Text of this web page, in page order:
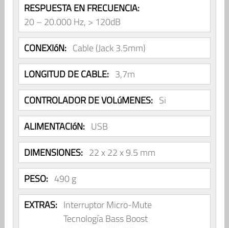
RESPUESTA EN FRECUENCIA:
20 – 20.000 Hz, > 120dB
CONEXIóN: Cable (Jack 3.5mm)
LONGITUD DE CABLE: 3,7m
CONTROLADOR DE VOLúMENES: Si
ALIMENTACIóN: USB
DIMENSIONES: 22 x 22 x 9.5 mm
PESO: 490 g
EXTRAS: Interruptor Micro-Mute
Tecnología Bass Boost